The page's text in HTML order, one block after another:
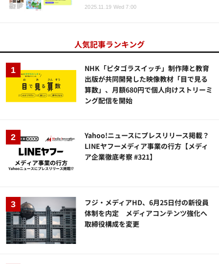
2025.11.19 Wed 7:00
人気記事ランキング
NHK「ピタゴラスイッチ」制作陣と教育
出版が共同開発した映像教材「目で見る
算数」、月額680円で個人向けストリーミ
ング配信を開始
Yahoo!ニュースにプレスリリース掲載？
LINEヤフーメディア事業の行方【メディ
ア企業徹底考察 #321】
フジ・メディアHD、6月25日付の新役員
体制を内定 メディアコンテンツ強化へ
取締役構成を変更